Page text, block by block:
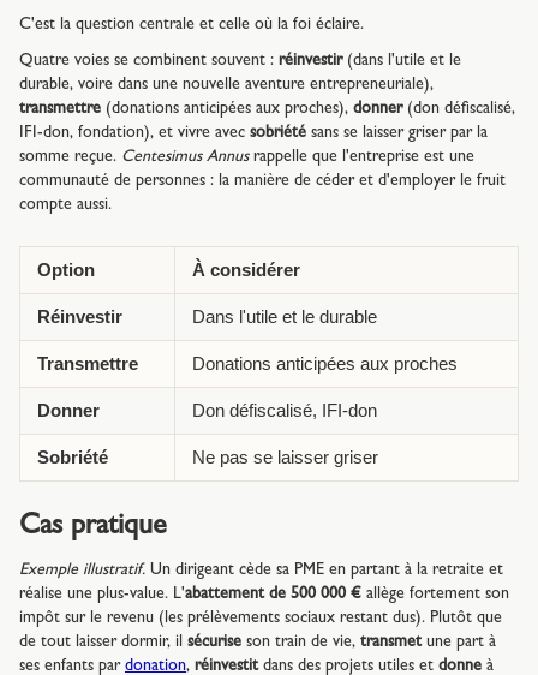
C'est la question centrale et celle où la foi éclaire.
Quatre voies se combinent souvent : réinvestir(dans l'utile et le
durable, voire dans une nouvelle aventure entrepreneuriale),
transmettre (donations anticipées aux proches), donner(don défiscalisé,
IFI-don, fondation), et vivre avec sobriété sans se laisser griser par la
somme reçue. Centesimus Annusrappelle que l'entreprise est une
communauté de personnes : la manière de céder et d'employer le fruit
compte aussi.
Option À considérer
Réinvestir Dans l'utile et le durable
Transmettre Donations anticipées aux proches
Donner Don défiscalisé, IFI-don
Sobriété Ne pas se laisser griser
Cas pratique
Exemple illustratif. Un dirigeant cède sa PME en partant à la retraite et
réalise une plus-value. L'abattement de 500 000 € allège fortement son
impôt sur le revenu (les prélèvements sociaux restant dus). Plutôt que
de tout laisser dormir, il sécurise son train de vie, transmetune part à
ses enfants par donation, réinvestitdans des projets utiles et donne à